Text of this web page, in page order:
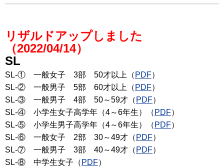
リザルドアップしました
（2022/04/14）
SL
SL-① 一般女子 3部 50才以上（ PDF）
SL-② 一般男子 5部 60才以上（ PDF）
SL-③ 一般男子 4部 50～59才（ PDF）
SL-④ 小学生女子高学年（4～6年生）（ PDF）
SL-⑤ 小学生男子高学年（4～6年生）（ PDF）
SL-⑥ 一般女子 2部 30～49才（ PDF）
SL-⑦ 一般男子 3部 40～49才（ PDF）
SL-⑧ 中学生女子（ PDF）